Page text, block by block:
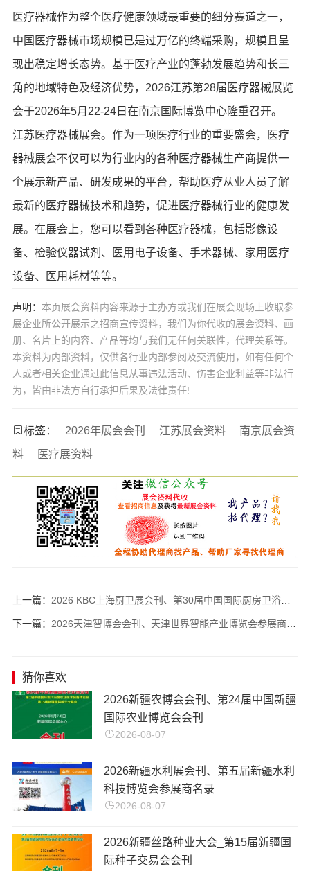
医疗器械作为整个医疗健康领域最重要的细分赛道之一，
中国医疗器械市场规模已是过万亿的终端采购，规模且呈
现出稳定增长态势。基于医疗产业的蓬勃发展趋势和长三
角的地域特色及经济优势，2026江苏第28届医疗器械展览
会于2026年5月22-24日在南京国际博览中心隆重召开。
江苏医疗器械展会。作为一项医疗行业的重要盛会，医疗
器械展会不仅可以为行业内的各种医疗器械生产商提供一
个展示新产品、研发成果的平台，帮助医疗从业人员了解
最新的医疗器械技术和趋势，促进医疗器械行业的健康发
展。在展会上，您可以看到各种医疗器械，包括影像设
备、检验仪器试剂、医用电子设备、手术器械、家用医疗
设备、医用耗材等等。
声明： 本页展会资料内容来源于主办方或我们在展会现场上收取参
展企业所公开展示之招商宣传资料，我们为你代收的展会资料、画
册、名片上的内容、产品等均与我们无任何关联性，代理关系等。
本资料为内部资料，仅供各行业内部参阅及交流使用，如有任何个
人或者相关企业通过此信息从事违法活动、伤害企业利益等非法行
为，皆由非法方自行承担后果及法律责任!
标签： 2026年展会会刊 江苏展会资料
南京展会资
料
医疗展资料
上一篇： 2026 KBC上海厨卫展会刊、第30届中国国际厨房卫浴设施展览会参展商名录
下一篇： 2026天津智博会会刊、天津世界智能产业博览会参展商名录
猜你喜欢
​2026新疆农博会会刊、第24届中国新疆
国际农业博览会会刊
2026-08-07
2026新疆水利展会刊、第五届新疆水利
科技博览会参展商名录
2026-08-07
2026新疆丝路种业大会_第15届新疆国
际种子交易会会刊